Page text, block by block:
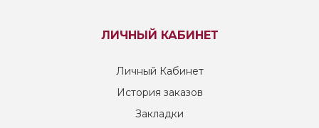
ЛИЧНЫЙ КАБИНЕТ
Личный Кабинет
История заказов
Закладки